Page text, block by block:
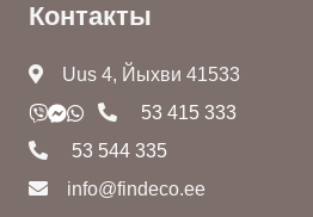
Контакты
Uus 4, Йыхви 41533
53 415 333
53 544 335
info@findeco.ee